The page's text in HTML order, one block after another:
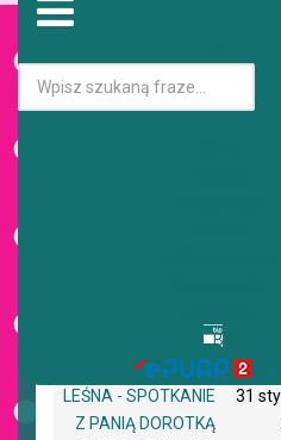
BIP
Jesteś tutaj:Strona główna
LEŚNA - SPOTKANIE
Z PANIĄ DOROTKĄ
31